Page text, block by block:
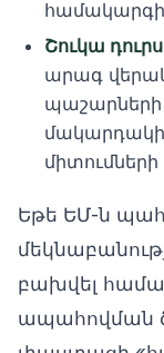
համակարգի
Շուկա
արագ
Եթե ԵՄ-ն
բախվել
ապահովման